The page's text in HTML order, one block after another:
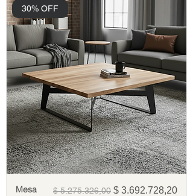
30% OFF
Mesa
Precio
$ 5.275.326,00 Precio de oferta
$ 3.692.728,20